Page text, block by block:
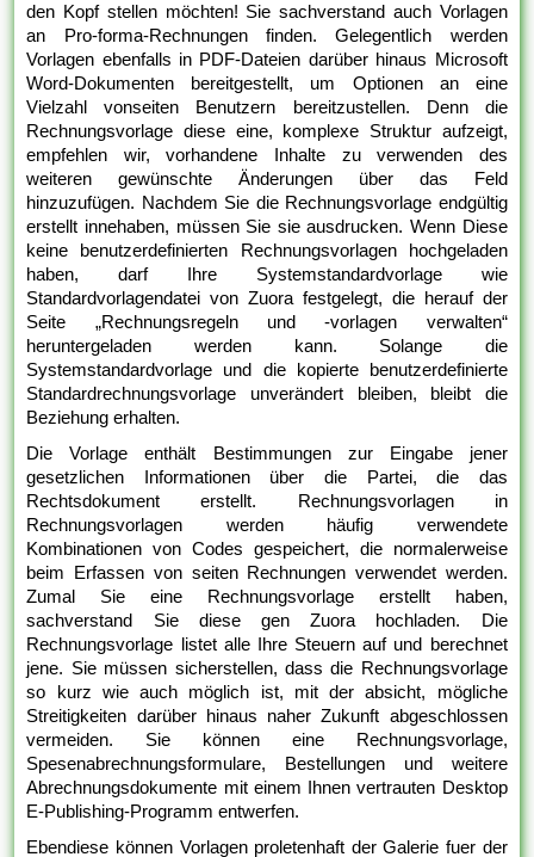
den Kopf stellen möchten! Sie sachverstand auch Vorlagen
an Pro-forma-Rechnungen finden. Gelegentlich werden
Vorlagen ebenfalls in PDF-Dateien darüber hinaus Microsoft
Word-Dokumenten bereitgestellt, um Optionen an eine
Vielzahl vonseiten Benutzern bereitzustellen. Denn die
Rechnungsvorlage diese eine, komplexe Struktur aufzeigt,
empfehlen wir, vorhandene Inhalte zu verwenden des
weiteren gewünschte Änderungen über das Feld
hinzuzufügen. Nachdem Sie die Rechnungsvorlage endgültig
erstellt innehaben, müssen Sie sie ausdrucken. Wenn Diese
keine benutzerdefinierten Rechnungsvorlagen hochgeladen
haben, darf Ihre Systemstandardvorlage wie
Standardvorlagendatei von Zuora festgelegt, die herauf der
Seite „Rechnungsregeln und -vorlagen verwalten“
heruntergeladen werden kann. Solange die
Systemstandardvorlage und die kopierte benutzerdefinierte
Standardrechnungsvorlage unverändert bleiben, bleibt die
Beziehung erhalten.
Die Vorlage enthält Bestimmungen zur Eingabe jener
gesetzlichen Informationen über die Partei, die das
Rechtsdokument erstellt. Rechnungsvorlagen in
Rechnungsvorlagen werden häufig verwendete
Kombinationen von Codes gespeichert, die normalerweise
beim Erfassen von seiten Rechnungen verwendet werden.
Zumal Sie eine Rechnungsvorlage erstellt haben,
sachverstand Sie diese gen Zuora hochladen. Die
Rechnungsvorlage listet alle Ihre Steuern auf und berechnet
jene. Sie müssen sicherstellen, dass die Rechnungsvorlage
so kurz wie auch möglich ist, mit der absicht, mögliche
Streitigkeiten darüber hinaus naher Zukunft abgeschlossen
vermeiden. Sie können eine Rechnungsvorlage,
Spesenabrechnungsformulare, Bestellungen und weitere
Abrechnungsdokumente mit einem Ihnen vertrauten Desktop
E-Publishing-Programm entwerfen.
Ebendiese können Vorlagen proletenhaft der Galerie fuer der